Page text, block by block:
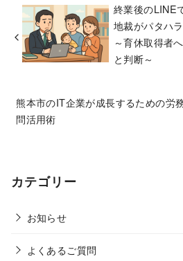
終業後のLINE
地裁がパタハ
～育休取得者
と判断～
熊本市のIT企業が成長するための労
問活用術
カテゴリー
お知らせ
よくあるご質問